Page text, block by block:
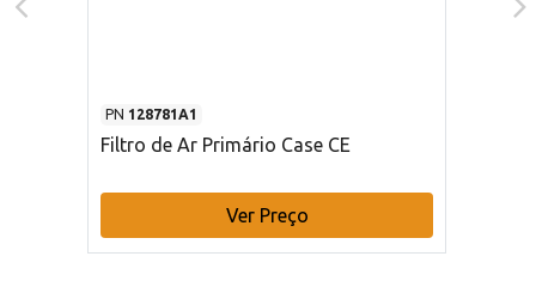
PN 128781A1
Filtro de Ar Primário Case CE
Ver Preço